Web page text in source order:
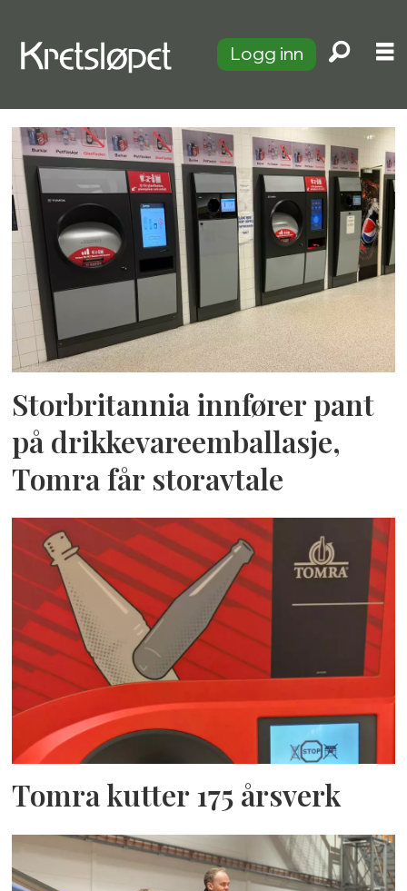
Logg inn
Tag:
tomra
Storbritannia innfører pant
på drikkevareemballasje,
Tomra får storavtale
Tomra kutter 175 årsverk